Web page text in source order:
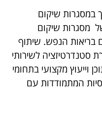
במסגרות שיקום
מסגרות שיקום
בריאות הנפש. שיתוף
סטנדרטיזציה לשירותי
וייעוץ מקצועי בתחומי
המתמודדות עם